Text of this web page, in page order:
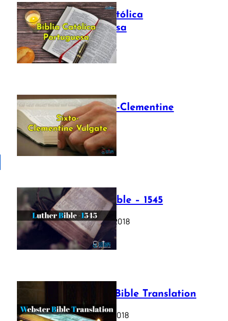
Bíblia Católica
Portuguesa
July 16, 2025
The Sixto-Clementine
Vulgate
July 12, 2025
Luther Bible – 1545
October 17, 2018
Webster Bible Translation
October 11, 2018